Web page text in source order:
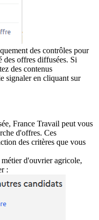
des contrôles pour
offres diffusées. Si
des contenus
signaler en cliquant sur
France Travail peut vous
d'offres. Ces
des critères que vous
d'ouvrier agricole,
: